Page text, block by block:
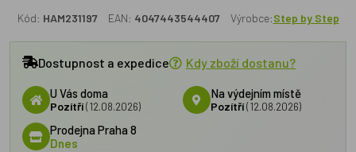
Kód: HAM231197 EAN: 4047443544407 Výrobce:Step by Step
Dostupnost a expedice Kdy zboží dostanu?
U Vás doma
Pozítří(12.08.2026)
Na výdejním místě
Pozítří (12.08.2026)
Prodejna Praha 8
Dnes